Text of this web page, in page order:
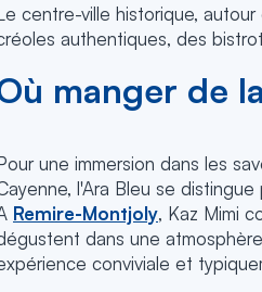
centre-ville historique,
authentiques, des
manger de
une immersion dans les
l'Ara Bleu se
Remire-Montjoly, Kaz Mimi
dans une
conviviale et